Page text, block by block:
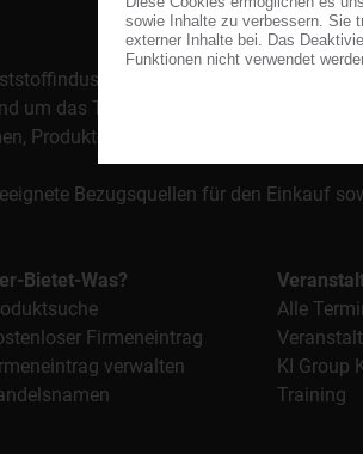
versorgt das
um das Thema "Kunststoffe". Im
Produkte, Material, Anwendungen und
Bezugsquellen für den Einkauf
Bietet-Was?
Firmeneintrag
verwalten
Alle
KI Group
Training